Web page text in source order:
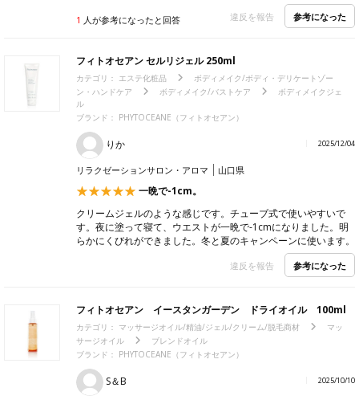
1 人が参考になったと回答 違反を報告 参考になった
フィトオセアン セルリジェル 250ml
カテゴリ： エステ化粧品
ボディメイク/ボディ・デリケートゾー
ン・ハンドケア
ボディメイク/バストケア
ボディメイクジェ
ル
ブランド： PHYTOCEANE（フィトオセアン）
りか 2025/12/04
リラクゼーションサロン・アロマ 山口県
一晩で-1cm。
クリームジェルのような感じです。チューブ式で使いやすいで
す。夜に塗って寝て、ウエストが一晩で-1cmになりました。明
らかにくびれができました。冬と夏のキャンペーンに使います。
違反を報告 参考になった
フィトオセアン イースタンガーデン ドライオイル 100ml
カテゴリ： マッサージオイル/精油/ジェル/クリーム/脱毛商材
マッ
サージオイル
ブレンドオイル
ブランド： PHYTOCEANE（フィトオセアン）
S＆B 2025/10/10